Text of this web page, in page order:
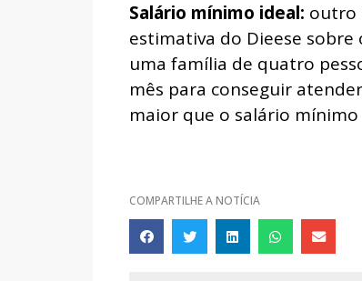
Salário mínimo ideal: outro
estimativa do Dieese
uma família de quatro
mês para conseguir
maior que o salário
COMPARTILHE A NOTÍCIA